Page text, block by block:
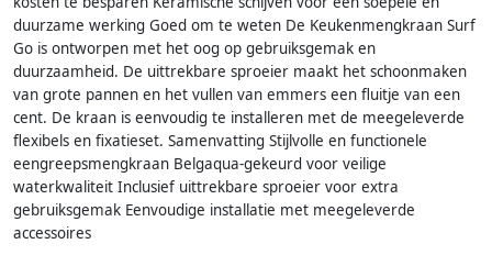
duurzame werking Goed om te weten De Keukenmengkraan Surf
Go is ontworpen met het oog op gebruiksgemak en
duurzaamheid. De uittrekbare sproeier maakt het schoonmaken
van grote pannen en het vullen van emmers een fluitje van een
cent. De kraan is eenvoudig te installeren met de meegeleverde
flexibels en fixatieset. Samenvatting Stijlvolle en functionele
eengreepsmengkraan Belgaqua-gekeurd voor veilige
waterkwaliteit Inclusief uittrekbare sproeier voor extra
gebruiksgemak Eenvoudige installatie met meegeleverde
accessoires